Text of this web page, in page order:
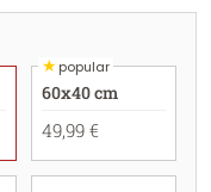
★popular
60x40 cm
49,99 €